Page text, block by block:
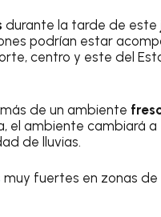
durante la tarde de este
podrían estar
centro y este del
de un ambiente
el ambiente cambiará a
de lluvias.
muy fuertes en zonas de